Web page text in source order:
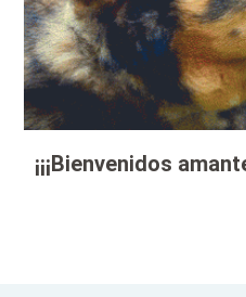
¡¡¡Bienvenidos